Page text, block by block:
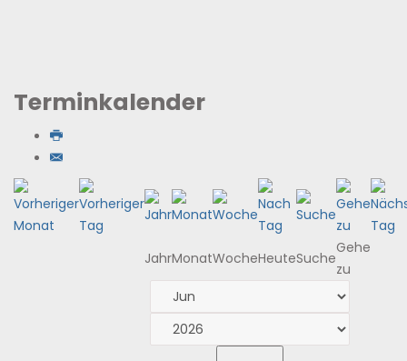
Terminkalender
JahrMonatWocheHeuteSuche
Gehe
zu